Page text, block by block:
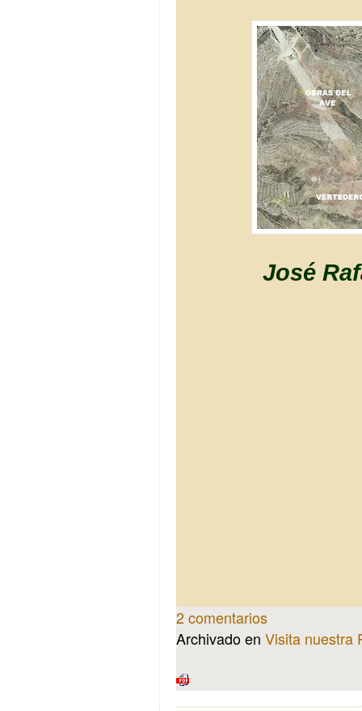
José
2 comentarios
Archivado en Visita nuestra